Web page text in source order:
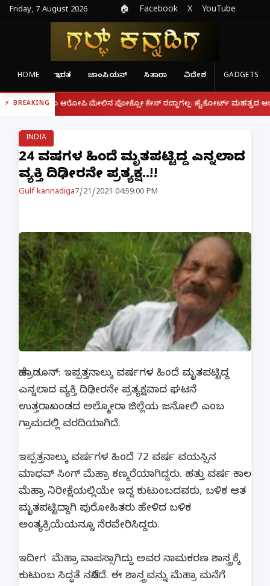
Friday, 7 August 2026 🏠 Facebook X YouTube
HOME ಭಾರತ ಚಾಂಪಿಯನ್ ಸಿತಾರಾ ವಿದೇಶ GADGETS
BREAKING
ಆರೋಪಿ ಮೇಲಿನ ಪೋಕ್ಸೋ ಕೇಸ್ ರದ್ದಾಗಲ್ಲ: ಹೈಕೋರ್ಟ್ ಮಹತ್ವದ ಆದೇಶ |
INDIA
24 ವರ್ಷಗಳ ಹಿಂದೆ ಮೃತಪಟ್ಟಿದ್ದ ಎನ್ನಲಾದ
ವ್ಯಕ್ತಿ ದಿಢೀರನೇ ಪ್ರತ್ಯಕ್ಷ..!!
Gulf kannadiga7/21/2021 04:59:00 PM
ಡೆಹ್ರಾಡೂನ್: ಇಪ್ಪತ್ತನಾಲ್ಕು ವರ್ಷಗಳ ಹಿಂದೆ ಮೃತಪಟ್ಟಿದ್ದ
ಎನ್ನಲಾದ ವ್ಯಕ್ತಿ ದಿಢೀರನೇ ಪ್ರತ್ಯಕ್ಷವಾದ ಘಟನೆ
ಉತ್ತರಾಖಂಡದ ಅಲ್ಮೋರಾ ಜಿಲ್ಲೆಯ ಜನೋಲಿ ಎಂಬ
ಗ್ರಾಮದಲ್ಲಿ ವರದಿಯಾಗಿದೆ.
ಇಪ್ಪತ್ತನಾಲ್ಕು ವರ್ಷಗಳ ಹಿಂದೆ 72 ವರ್ಷ ವಯಸ್ಸಿನ
ಮಾಧವ್ ಸಿಂಗ್ ಮೆಹ್ರಾ ಕಣ್ಮರೆಯಾಗಿದ್ದರು. ಹತ್ತು ವರ್ಷ ಕಾಲ
ಮೆಹ್ರಾ ನಿರೀಕ್ಷೆಯಲ್ಲಿಯೇ ಇದ್ದ ಕುಟುಂಬದವರು, ಬಳಿಕ ಆತ
ಮೃತಪಟ್ಟಿದ್ದಾಗಿ ಪುರೋಹಿತರು ಹೇಳಿದ ಬಳಿಕ
ಅಂತ್ಯಕ್ರಿಯೆಯನ್ನೂ ನೆರವೇರಿಸಿದ್ದರು.
ಇದೀಗ ಮೆಹ್ರಾ ವಾಪಸ್ಸಾಗಿದ್ದು ಅವರ ನಾಮಕರಣ ಶಾಸ್ತ್ರಕ್ಕೆ
ಕುಟುಂಬ ಸಿದ್ಧತೆ ನಡೆಸಿದೆ. ಈ ಶಾಸ್ತ್ರವನ್ನು ಮೆಹ್ರಾ ಮನೆಗೆ